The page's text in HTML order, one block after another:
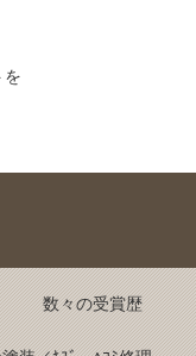
を
数々の受賞歴
Back to top